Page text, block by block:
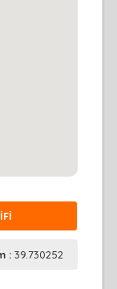
: 39.730252